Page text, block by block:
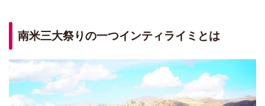
南米三大祭りの一つインティライミとは